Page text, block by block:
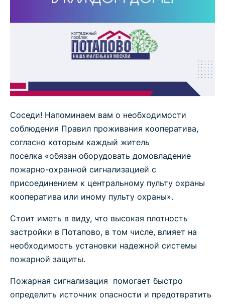
Соседи! Напоминаем вам о необходимости
соблюдения Правил проживания кооператива,
согласно которым каждый житель
поселка «обязан оборудовать домовладение
пожарно-охранной сигнализацией с
присоединением к центральному пульту охраны
кооператива или иному пульту охраны».
Стоит иметь в виду, что высокая плотность
застройки в Потапово, в том числе, влияет на
необходимость установки надежной системы
пожарной защиты.
Пожарная сигнализация помогает быстро
определить источник опасности и предотвратить